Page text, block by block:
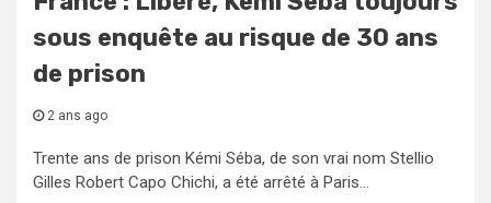
sous enquête au risque de 30 ans
de prison
2 ans ago
Trente ans de prison Kémi Séba, de son vrai nom Stellio
Gilles Robert Capo Chichi, a été arrêté à Paris...